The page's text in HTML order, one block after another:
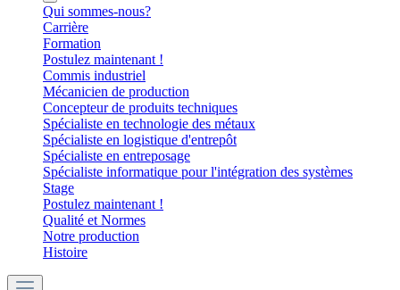
Qui sommes-nous?
Carrière
Formation
Postulez maintenant !
Commis industriel
Mécanicien de production
Concepteur de produits techniques
Spécialiste en technologie des métaux
Spécialiste en logistique d'entrepôt
Spécialiste en entreposage
Spécialiste informatique pour l'intégration des systèmes
Stage
Postulez maintenant !
Qualité et Normes
Notre production
Histoire